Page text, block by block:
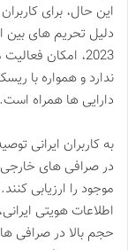
این حال، برای
دلیل تحریم های بین
2023، امکان
ندارد و همواره با
دارایی ها همراه است.
به کاربران ایرانی
در صرافی های
اطلاعات هویتی
حجم بالا در صرافی